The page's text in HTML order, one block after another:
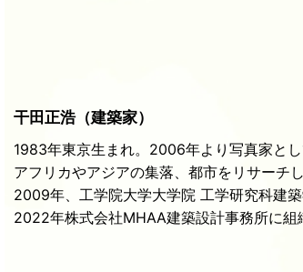
干田正浩（建築家）
1983年東京生まれ。2006年より写真家とし
アフリカやアジアの集落、都市をリサーチ
2009年、工学院大学大学院 工学研究科建
2022年株式会社MHAA建築設計事務所に組